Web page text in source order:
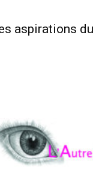
aspirations